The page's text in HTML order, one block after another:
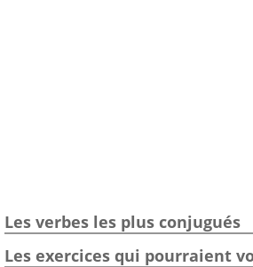
Les verbes les plus conjugués
Les exercices qui pourraient